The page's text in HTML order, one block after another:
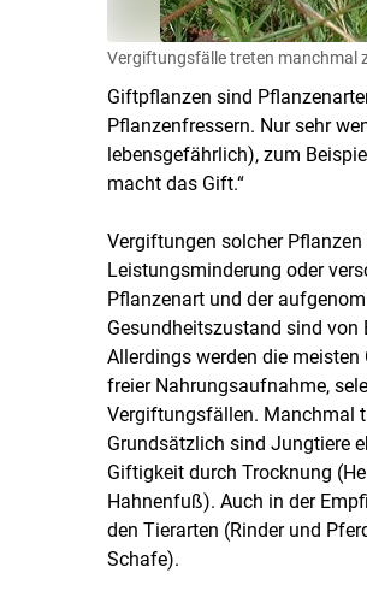
Vergiftungsfälle treten manchmal
Giftpflanzen sind
Pflanzenfressern. Nur sehr
lebensgefährlich), zum
macht das Gift.“
Vergiftungen solcher
Leistungsminderung oder
Pflanzenart und der
Gesundheitszustand sind
Allerdings werden die
freier Nahrungsaufnahme,
Vergiftungsfällen. Manchmal
Grundsätzlich sind Jungtiere
Giftigkeit durch Trocknung
Hahnenfuß). Auch in der
den Tierarten (Rinder und
Schafe).